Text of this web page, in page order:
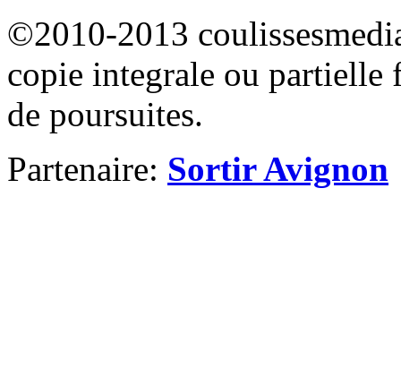
©2010-2013
copie integrale ou partielle
de poursuites.
Partenaire: Sortir Avignon